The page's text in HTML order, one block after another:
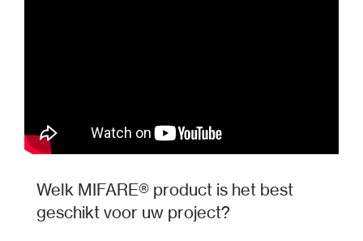
Welk MIFARE® product is het best
geschikt voor uw project?